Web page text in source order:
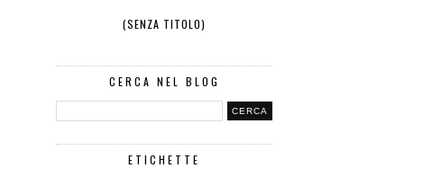
(SENZA TITOLO)
CERCA NEL BLOG
ETICHETTE